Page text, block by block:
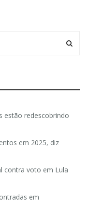
estão redescobrindo
em 2025, diz
contra voto em Lula
em